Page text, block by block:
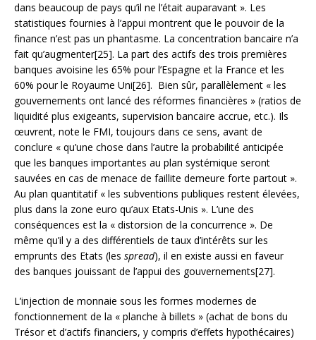
dans beaucoup de pays qu’il ne l’était auparavant ». Les
statistiques fournies à l’appui montrent que le pouvoir de la
finance n’est pas un phantasme. La concentration bancaire n’a
fait qu’augmenter[25]. La part des actifs des trois premières
banques avoisine les 65% pour l’Espagne et la France et les
60% pour le Royaume Uni[26]. Bien sûr, parallèlement « les
gouvernements ont lancé des réformes financières » (ratios de
liquidité plus exigeants, supervision bancaire accrue, etc.). Ils
œuvrent, note le FMI, toujours dans ce sens, avant de
conclure « qu’une chose dans l’autre la probabilité anticipée
que les banques importantes au plan systémique seront
sauvées en cas de menace de faillite demeure forte partout ».
Au plan quantitatif « les subventions publiques restent élevées,
plus dans la zone euro qu’aux Etats-Unis ». L’une des
conséquences est la « distorsion de la concurrence ». De
même qu’il y a des différentiels de taux d’intérêts sur les
emprunts des Etats (les spread), il en existe aussi en faveur
des banques jouissant de l’appui des gouvernements[27].
L’injection de monnaie sous les formes modernes de
fonctionnement de la « planche à billets » (achat de bons du
Trésor et d’actifs financiers, y compris d’effets hypothécaires)